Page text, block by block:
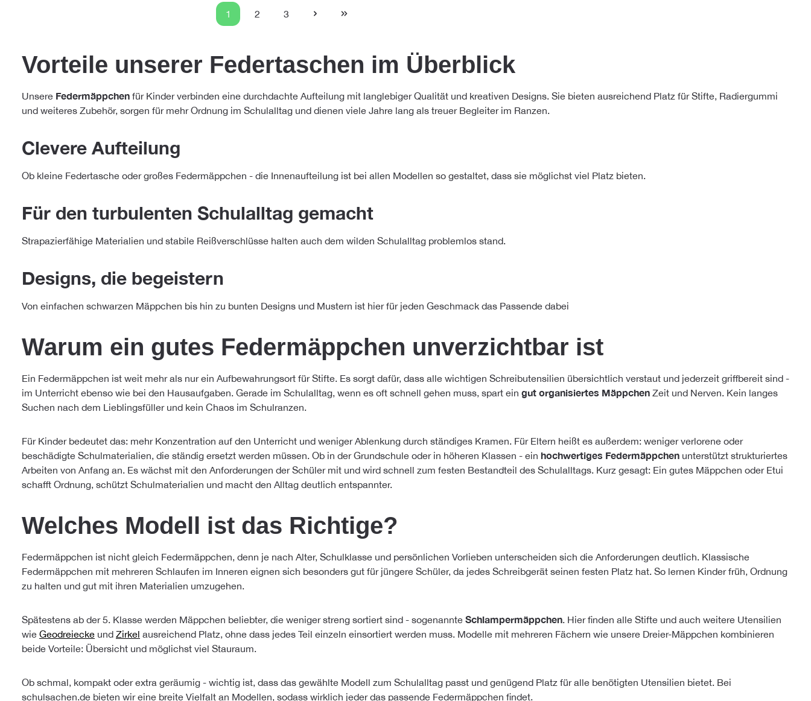
Seite
1
Seite
2
Seite
3
Vorteile unserer Federtaschen im Überblick
Unsere Federmäppchen für Kinder verbinden eine durchdachte Aufteilung mit langlebiger Qualität und kreativen Designs. Sie bieten ausreichend Platz für Stifte, Radiergummi
und weiteres Zubehör, sorgen für mehr Ordnung im Schulalltag und dienen viele Jahre lang als treuer Begleiter im Ranzen.
Clevere Aufteilung
Ob kleine Federtasche oder großes Federmäppchen - die Innenaufteilung ist bei allen Modellen so gestaltet, dass sie möglichst viel Platz bieten.
Für den turbulenten Schulalltag gemacht
Strapazierfähige Materialien und stabile Reißverschlüsse halten auch dem wilden Schulalltag problemlos stand.
Designs, die begeistern
Von einfachen schwarzen Mäppchen bis hin zu bunten Designs und Mustern ist hier für jeden Geschmack das Passende dabei
Warum ein gutes Federmäppchen unverzichtbar ist
Ein Federmäppchen ist weit mehr als nur ein Aufbewahrungsort für Stifte. Es sorgt dafür, dass alle wichtigen Schreibutensilien übersichtlich verstaut und jederzeit griffbereit sind -
im Unterricht ebenso wie bei den Hausaufgaben. Gerade im Schulalltag, wenn es oft schnell gehen muss, spart ein gut organisiertes Mäppchen Zeit und Nerven. Kein langes
Suchen nach dem Lieblingsfüller und kein Chaos im Schulranzen.
Für Kinder bedeutet das: mehr Konzentration auf den Unterricht und weniger Ablenkung durch ständiges Kramen. Für Eltern heißt es außerdem: weniger verlorene oder
beschädigte Schulmaterialien, die ständig ersetzt werden müssen. Ob in der Grundschule oder in höheren Klassen - ein hochwertiges Federmäppchen unterstützt strukturiertes
Arbeiten von Anfang an. Es wächst mit den Anforderungen der Schüler mit und wird schnell zum festen Bestandteil des Schulalltags. Kurz gesagt: Ein gutes Mäppchen oder Etui
schafft Ordnung, schützt Schulmaterialien und macht den Alltag deutlich entspannter.
Welches Modell ist das Richtige?
Federmäppchen ist nicht gleich Federmäppchen, denn je nach Alter, Schulklasse und persönlichen Vorlieben unterscheiden sich die Anforderungen deutlich. Klassische
Federmäppchen mit mehreren Schlaufen im Inneren eignen sich besonders gut für jüngere Schüler, da jedes Schreibgerät seinen festen Platz hat. So lernen Kinder früh, Ordnung
zu halten und gut mit ihren Materialien umzugehen.
Spätestens ab der 5. Klasse werden Mäppchen beliebter, die weniger streng sortiert sind - sogenannte Schlampermäppchen. Hier finden alle Stifte und auch weitere Utensilien
wie Geodreiecke und Zirkel ausreichend Platz, ohne dass jedes Teil einzeln einsortiert werden muss. Modelle mit mehreren Fächern wie unsere Dreier-Mäppchen kombinieren
beide Vorteile: Übersicht und möglichst viel Stauraum.
Ob schmal, kompakt oder extra geräumig - wichtig ist, dass das gewählte Modell zum Schulalltag passt und genügend Platz für alle benötigten Utensilien bietet. Bei
schulsachen.de bieten wir eine breite Vielfalt an Modellen, sodass wirklich jeder das passende Federmäppchen findet.